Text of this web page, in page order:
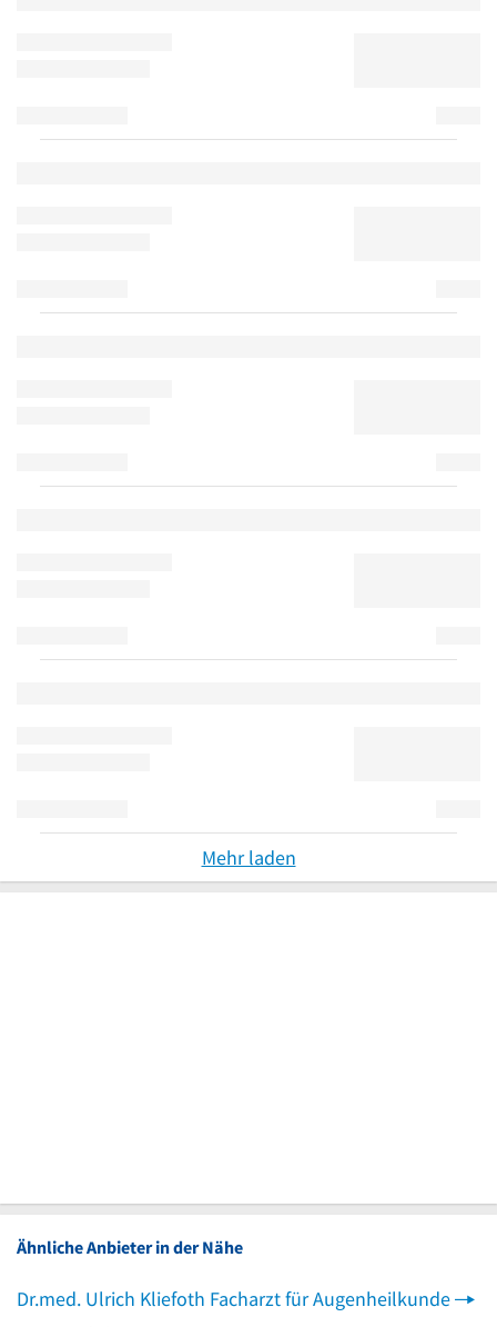
Mehr laden
Ähnliche Anbieter in der Nähe
Dr.med. Ulrich Kliefoth Facharzt für Augenheilkunde